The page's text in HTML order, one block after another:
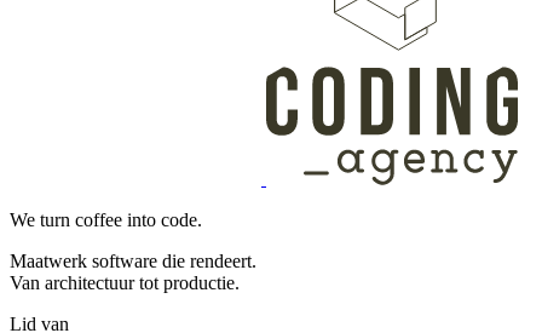
We turn coffee into code.
Maatwerk software die rendeert.
Van architectuur tot productie.
Lid van